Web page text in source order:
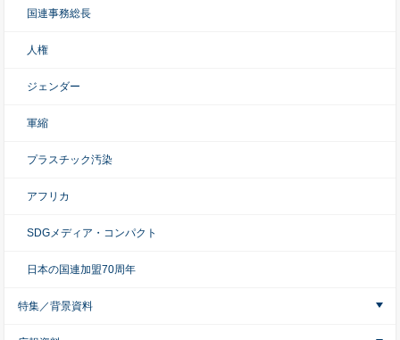
国連事務総長
人権
ジェンダー
軍縮
プラスチック汚染
アフリカ
SDGメディア・コンパクト
日本の国連加盟70周年
特集／背景資料